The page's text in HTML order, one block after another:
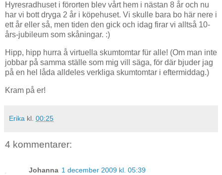
Hyresradhuset i förorten blev vårt hem i nästan 8 år och nu
har vi bott dryga 2 år i köpehuset. Vi skulle bara bo här nere i
ett år eller så, men tiden den gick och idag firar vi alltså 10-
års-jubileum som skåningar. :)
Hipp, hipp hurra å virtuella skumtomtar für alle! (Om man inte
jobbar på samma ställe som mig vill säga, för där bjuder jag
på en hel låda alldeles verkliga skumtomtar i eftermiddag.)
Kram på er!
Erika kl. 00:25
4 kommentarer:
Johanna 1 december 2009 kl. 05:39